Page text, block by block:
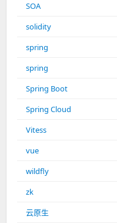
SOA
solidity
spring
spring
Spring Boot
Spring Cloud
Vitess
vue
wildfly
zk
云原生